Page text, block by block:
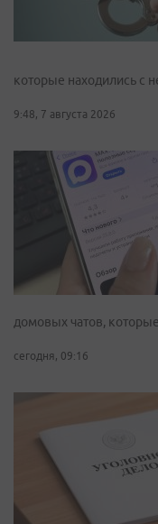
которые находились с
9:48, 7 августа 2026
домовых чатов,
сегодня, 09:16